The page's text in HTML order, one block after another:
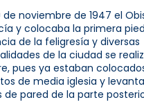
de noviembre de 1947 el
y colocaba la primera
de la feligresía y diversas
de la ciudad se
pues ya estaban
de media iglesia y
de pared de la parte